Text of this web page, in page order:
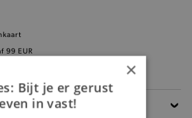
99 EUR
werkdagen
×
Bijt je er gerust
even in vast!